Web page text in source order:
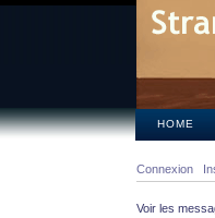
HOME
Connexion
Voir les